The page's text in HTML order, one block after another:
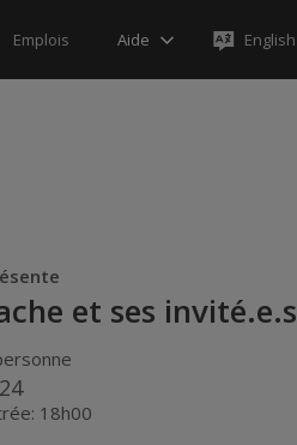
Emplois Aide English
et ses invité.e.s
18h00